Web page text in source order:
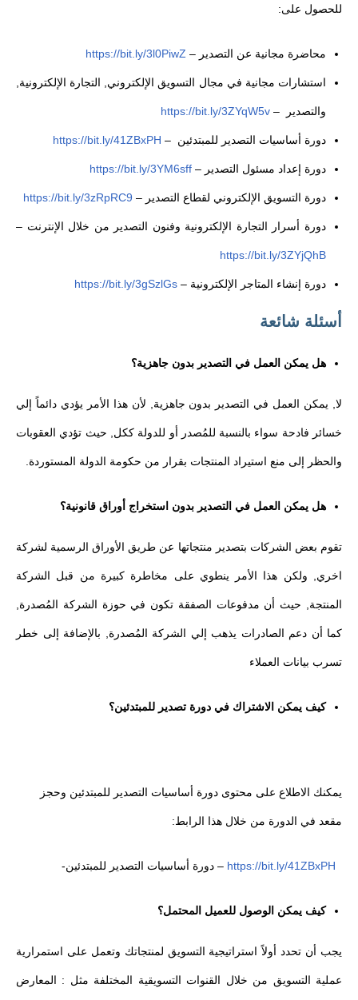
للحصول على:
محاضرة مجانية عن التصدير –
https://bit.ly/3l0PiwZ
استشارات مجانية في مجال التسويق الإلكتروني, التجارة الإلكترونية,
والتصدير –
https://bit.ly/3ZYqW5v
دورة أساسيات التصدير للمبتدئين –
https://bit.ly/41ZBxPH
دورة إعداد مسئول التصدير –
https://bit.ly/3YM6sff
دورة التسويق الإلكتروني لقطاع التصدير –
https://bit.ly/3zRpRC9
دورة أسرار التجارة الإلكترونية وفنون التصدير من خلال الإنترنت –
https://bit.ly/3ZYjQhB
دورة إنشاء المتاجر الإلكترونية –
https://bit.ly/3gSzlGs
أسئلة شائعة
هل يمكن العمل في التصدير بدون جاهزية؟
لا, يمكن العمل في التصدير بدون جاهزية, لأن هذا الأمر يؤدي دائماً إلي
خسائر فادحة سواء بالنسبة للمُصدر أو للدولة ككل, حيث تؤدي العقوبات
والحظر إلى منع استيراد المنتجات بقرار من حكومة الدولة المستوردة.
هل يمكن العمل في التصدير بدون استخراج أوراق قانونية؟
تقوم بعض الشركات بتصدير منتجاتها عن طريق الأوراق الرسمية لشركة
اخري, ولكن هذا الأمر ينطوي على مخاطرة كبيرة من قبل الشركة
المنتجة, حيث أن مدفوعات الصفقة تكون في حوزة الشركة المُصدرة,
كما أن دعم الصادرات يذهب إلي الشركة المُصدرة, بالإضافة إلى خطر
تسرب بيانات العملاء
كيف يمكن الاشتراك في دورة تصدير للمبتدئين؟
يمكنك الاطلاع على محتوى دورة أساسيات التصدير للمبتدئين وحجز
مقعد في الدورة من خلال هذا الرابط:
https://bit.ly/41ZBxPH – دورة أساسيات التصدير للمبتدئين-
كيف يمكن الوصول للعميل المحتمل؟
يجب أن تحدد أولاً استراتيجية التسويق لمنتجاتك وتعمل على استمرارية
عملية التسويق من خلال القنوات التسويقية المختلفة مثل : المعارض